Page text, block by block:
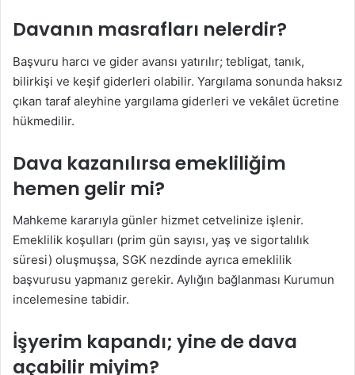
Davanın masrafları nelerdir?
Başvuru harcı ve gider avansı yatırılır; tebligat, tanık,
bilirkişi ve keşif giderleri olabilir. Yargılama sonunda haksız
çıkan taraf aleyhine yargılama giderleri ve vekâlet ücretine
hükmedilir.
Dava kazanılırsa emekliliğim
hemen gelir mi?
Mahkeme kararıyla günler hizmet cetvelinize işlenir.
Emeklilik koşulları (prim gün sayısı, yaş ve sigortalılık
süresi) oluşmuşsa, SGK nezdinde ayrıca emeklilik
başvurusu yapmanız gerekir. Aylığın bağlanması Kurumun
incelemesine tabidir.
İşyerim kapandı; yine de dava
açabilir miyim?